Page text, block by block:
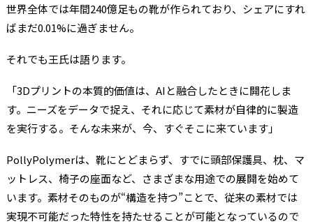
世界全体では年間240億足もの靴が作られており、シェアにすれ
ばまだ0.01%に過ぎません。
それでも王氏は語ります。
「3Dプリントの本質的価値は、AIと融合したときに開花しま
す。ニーズをデータで捉え、それに応じて素材が自律的に製造
を実行する。そんな未来が、今、すぐそこに来ています」
PollyPolymerは、靴にとどまらず、すでに頭部保護具、枕、マ
ットレス、椅子の座面など、さまざまな用途での展開を始めて
います。素材そのものが“構造を持つ”ことで、従来の素材では
実現不可能だった特性を持たせることが可能となっているので